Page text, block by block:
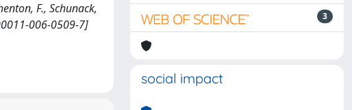
F., Schunack,
006-0509-7]
3
social impact